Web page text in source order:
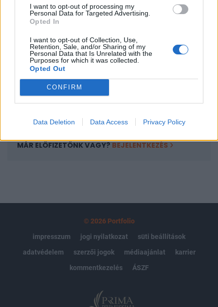
I want to opt-out of processing my
Personal Data for Targeted Advertising.
Opted In
I want to opt-out of Collection, Use,
Retention, Sale, and/or Sharing of my
Personal Data that Is Unrelated with the
Purposes for which it was collected.
Opted Out
CONFIRM
Data Deletion Data Access Privacy Policy
A keresett cikk a portfolio.hu hírarchívumához
tartozik, melynek olvasása előfizetéses
Az előfizetés a következőket tartalmazza:
Portfolio.hu teljes cikkarchívum
Kötéslisták: BÉT elmúlt 2 év napon belüli
kötéslistái
MÁR ELŐFIZETŐNK VAGY? BEJELENTKEZÉS
© 2026 Portfolio
impresszum
jogi nyilatkozat
süti beállítások
adatvédelem
szerzői jogok médiaajánlat
karrier
kommentkezelés
ÁSZF